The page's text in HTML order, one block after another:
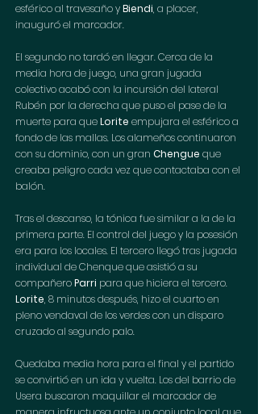
esférico al travesaño y Biendi, a placer,
inauguró el marcador.
El segundo no tardó en llegar. Cerca de la
media hora de juego, una gran jugada
colectivo acabó con la incursión del lateral
Rubén por la derecha que puso el pase de la
muerte para que Lorite empujara el esférico a
fondo de las mallas. Los alameños continuaron
con su dominio, con un gran Chengue que
creaba peligro cada vez que contactaba con el
balón.
Tras el descanso, la tónica fue similar a la de la
primera parte. El control del juego y la posesión
era para los locales. El tercero llegó tras jugada
individual de Chenque que asistió a su
compañero Parri para que hiciera el tercero.
Lorite, 8 minutos después, hizo el cuarto en
pleno vendaval de los verdes con un disparo
cruzado al segundo palo.
Quedaba media hora para el final y el partido
se convirtió en un ida y vuelta. Los del barrio de
Usera buscaron maquillar el marcador de